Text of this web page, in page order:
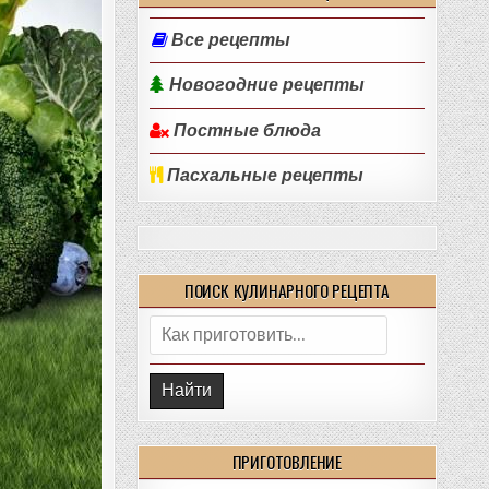
Все рецепты
Новогодние рецепты
Постные блюда
Пасхальные рецепты
ПОИСК КУЛИНАРНОГО РЕЦЕПТА
Поиск:
ПРИГОТОВЛЕНИЕ